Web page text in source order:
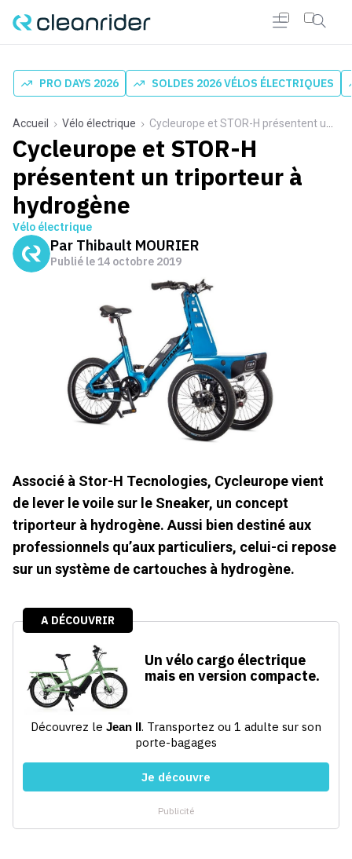
PRO DAYS 2026 SOLDES 2026 VÉLOS ÉLECTRIQUES
Accueil Vélo électrique Cycleurope et STOR-H présentent un triporteur à hydrogène
Cycleurope et STOR-H
présentent un triporteur à
hydrogène
Vélo électrique
Par Thibault MOURIER
Publié le14 octobre 2019
Associé à Stor-H Tecnologies, Cycleurope vient
de lever le voile sur le Sneaker, un concept
triporteur à hydrogène. Aussi bien destiné aux
professionnels qu’aux particuliers, celui-ci repose
sur un système de cartouches à hydrogène.